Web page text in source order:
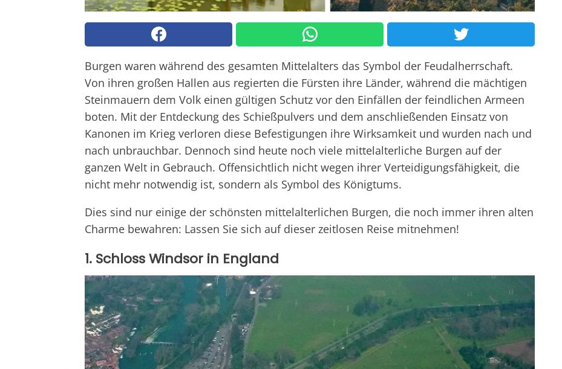
Burgen waren während des gesamten Mittelalters das Symbol der Feudalherrschaft.
Von ihren großen Hallen aus regierten die Fürsten ihre Länder, während die mächtigen
Steinmauern dem Volk einen gültigen Schutz vor den Einfällen der feindlichen Armeen
boten. Mit der Entdeckung des Schießpulvers und dem anschließenden Einsatz von
Kanonen im Krieg verloren diese Befestigungen ihre Wirksamkeit und wurden nach und
nach unbrauchbar. Dennoch sind heute noch viele mittelalterliche Burgen auf der
ganzen Welt in Gebrauch. Offensichtlich nicht wegen ihrer Verteidigungsfähigkeit, die
nicht mehr notwendig ist, sondern als Symbol des Königtums.
Dies sind nur einige der schönsten mittelalterlichen Burgen, die noch immer ihren alten
Charme bewahren: Lassen Sie sich auf dieser zeitlosen Reise mitnehmen!
1. Schloss Windsor in England